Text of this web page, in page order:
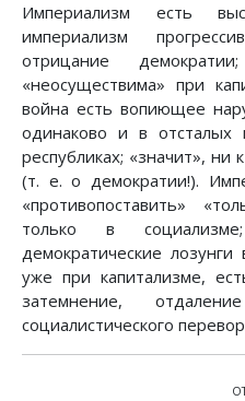
Империализм есть
империализм
отрицание
«неосуществима» при
война есть вопиющее
одинаково и в
республиках; «значит», ни
(т. е. о демократии!).
«противопоставить»
только в
демократические
уже при капитализме,
затемнение,
социалистического